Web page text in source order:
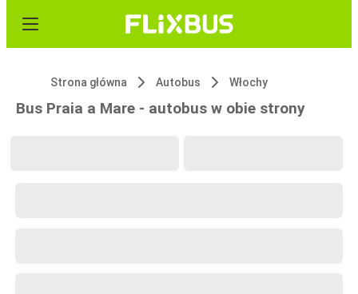
Strona główna Autobus Włochy
Bus Praia a Mare - autobus w obie strony